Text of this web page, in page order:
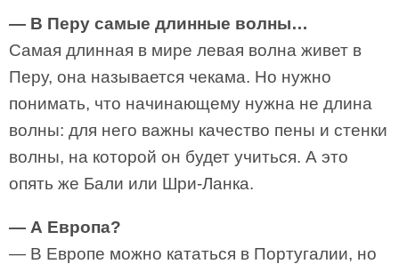
— В Перу самые длинные волны…
Самая длинная в мире левая волна живет в
Перу, она называется чекама. Но нужно
понимать, что начинающему нужна не длина
волны: для него важны качество пены и стенки
волны, на которой он будет учиться. А это
опять же Бали или Шри-Ланка.
— А Европа?
— В Европе можно кататься в Португалии, но